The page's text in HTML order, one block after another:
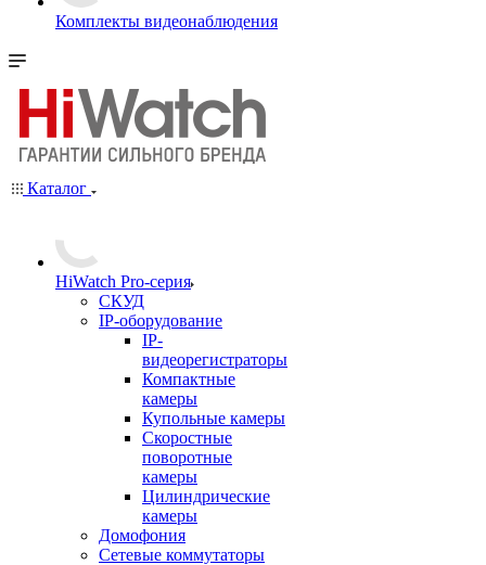
Комплекты видеонаблюдения
Каталог
HiWatch Pro-серия
CКУД
IP-оборудование
IP-
видеорегистраторы
Компактные
камеры
Купольные камеры
Скоростные
поворотные
камеры
Цилиндрические
камеры
Домофония
Сетевые коммутаторы